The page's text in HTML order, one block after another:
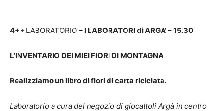
4+ • LABORATORIO – I LABORATORI di ARGA’ – 15.30
L’INVENTARIO DEI MIEI FIORI DI MONTAGNA
Realizziamo un libro di fiori di carta riciclata.
Laboratorio a cura del negozio di giocattoli Argà in centro